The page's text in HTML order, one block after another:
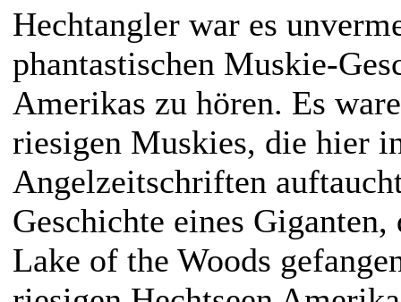
Hechtangler war es
phantastischen Muskie-
Amerikas zu hören. Es
riesigen Muskies, die hier
Angelzeitschriften
Geschichte eines
Lake of the Woods